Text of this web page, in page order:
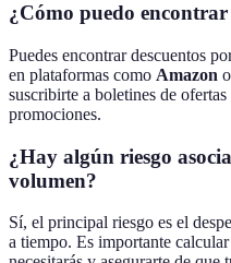
¿Cómo puedo
Puedes encontrar descuentos
en plataformas como Amazon
suscribirte a boletines de
promociones.
¿Hay algún riesgo
volumen?
Sí, el principal riesgo es el
a tiempo. Es importante